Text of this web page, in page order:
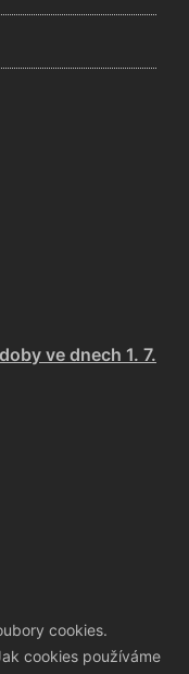
ve dnech 1. 7.
cookies.
cookies používáme